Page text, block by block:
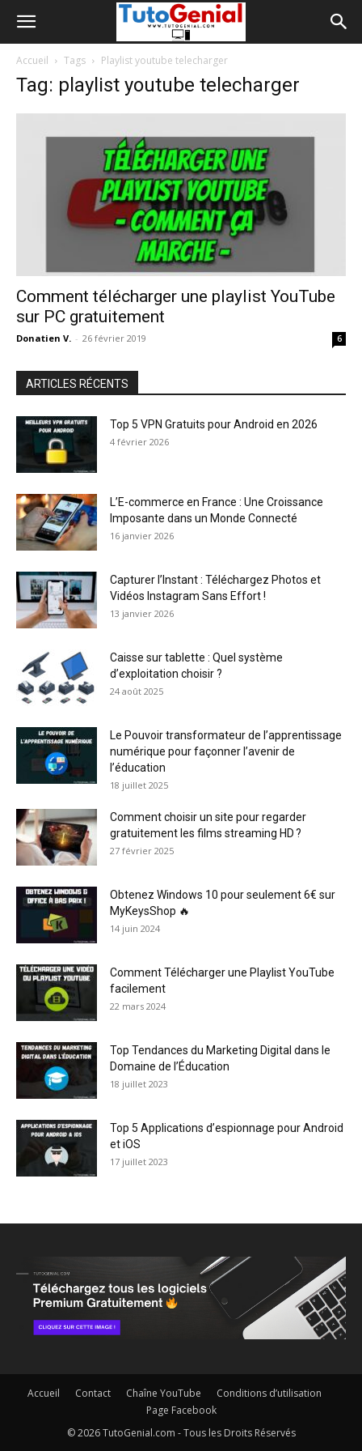
Accueil Tags Playlist youtube telecharger
Tag: playlist youtube telecharger
Comment télécharger une playlist YouTube
sur PC gratuitement
Donatien V. - 26 février 2019 6
ARTICLES RÉCENTS
Top 5 VPN Gratuits pour Android en 2026
4 février 2026
L’E-commerce en France : Une Croissance
Imposante dans un Monde Connecté
16 janvier 2026
Capturer l’Instant : Téléchargez Photos et
Vidéos Instagram Sans Effort !
13 janvier 2026
Caisse sur tablette : Quel système
d’exploitation choisir ?
24 août 2025
Le Pouvoir transformateur de l’apprentissage
numérique pour façonner l’avenir de
l’éducation
18 juillet 2025
Comment choisir un site pour regarder
gratuitement les films streaming HD ?
27 février 2025
Obtenez Windows 10 pour seulement 6€ sur
MyKeysShop 🔥
14 juin 2024
Comment Télécharger une Playlist YouTube
facilement
22 mars 2024
Top Tendances du Marketing Digital dans le
Domaine de l’Éducation
18 juillet 2023
Top 5 Applications d’espionnage pour Android
et iOS
17 juillet 2023
Accueil Contact Chaîne YouTube
Conditions d’utilisation
Page Facebook
© 2026 TutoGenial.com - Tous les Droits Réservés